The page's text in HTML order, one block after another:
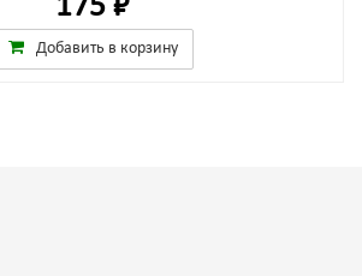
175 ₽
Добавить в корзину